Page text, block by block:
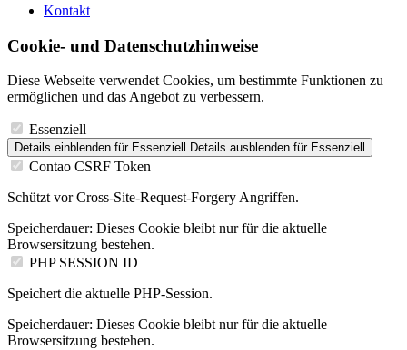
Kontakt
Cookie- und Datenschutzhinweise
Diese Webseite verwendet Cookies, um bestimmte Funktionen zu
ermöglichen und das Angebot zu verbessern.
Essenziell
Details einblenden für Essenziell Details ausblenden für Essenziell
Contao CSRF Token
Schützt vor Cross-Site-Request-Forgery Angriffen.
Speicherdauer: Dieses Cookie bleibt nur für die aktuelle
Browsersitzung bestehen.
PHP SESSION ID
Speichert die aktuelle PHP-Session.
Speicherdauer: Dieses Cookie bleibt nur für die aktuelle
Browsersitzung bestehen.